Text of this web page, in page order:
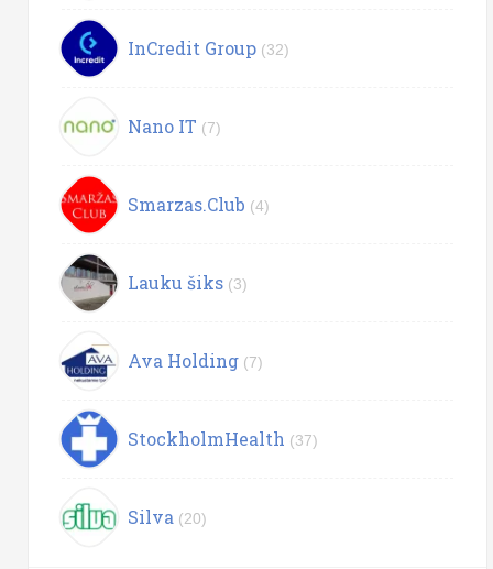
InCredit Group (32)
Nano IT (7)
Smarzas.Club (4)
Lauku šiks (3)
Ava Holding (7)
StockholmHealth (37)
Silva (20)